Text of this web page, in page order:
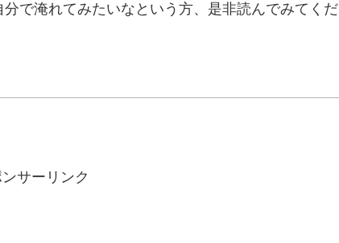
で淹れてみたいなという方、是非読んでみてくだ
サーリンク